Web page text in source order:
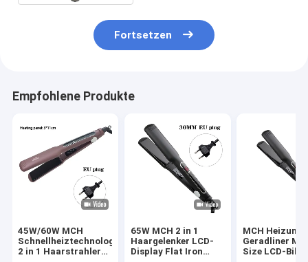
Fortsetzen
Empfohlene Produkte
45W/60W MCH
Schnellheiztechnologie
2 in 1 Haarstrahler
65W MCH 2 in 1
Haargelenker LCD-
Display Flat Iron
MCH Heizung
Geradliner
Size LCD-